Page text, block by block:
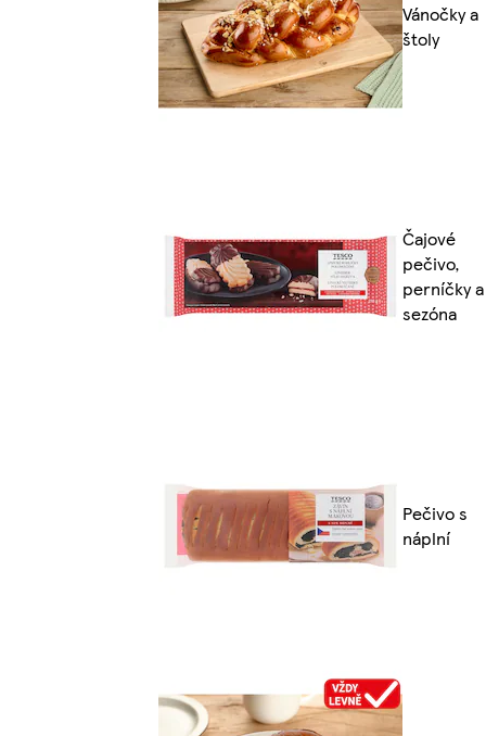
Vánočky a
štoly
Čajové
pečivo,
perníčky a
sezóna
Pečivo s
náplní